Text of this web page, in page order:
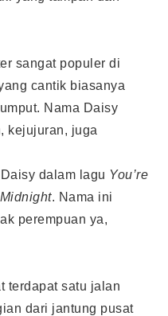
sangat populer di
cantik biasanya
Nama Daisy
kejujuran, juga
dalam lagu You’re
Midnight. Nama ini
perempuan ya,
terdapat satu jalan
dari jantung pusat